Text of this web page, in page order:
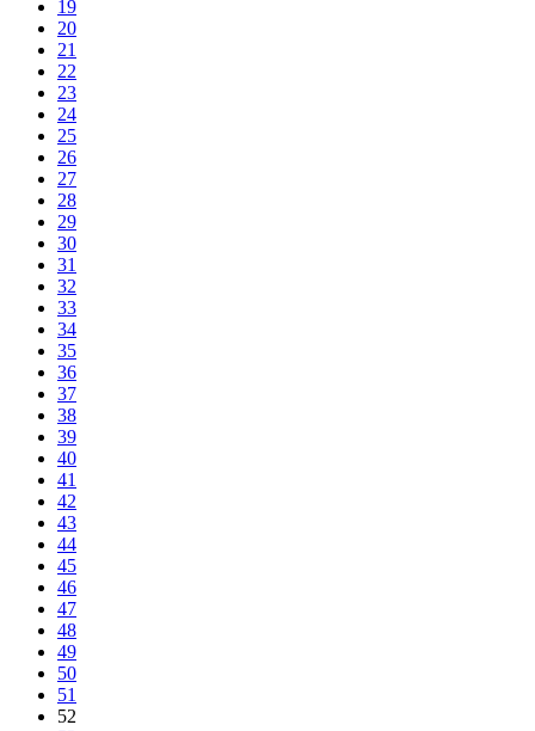
19
20
21
22
23
24
25
26
27
28
29
30
31
32
33
34
35
36
37
38
39
40
41
42
43
44
45
46
47
48
49
50
51
52